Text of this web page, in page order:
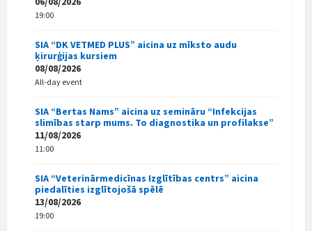
19:00
SIA “DK VETMED PLUS” aicina uz mīksto audu
ķirurģijas kursiem
08/08/2026
All-day event
SIA “Bertas Nams” aicina uz semināru “Infekcijas
slimības starp mums. To diagnostika un profilakse”
11/08/2026
11:00
SIA “Veterinārmedicīnas Izglītības centrs” aicina
piedalīties izglītojošā spēlē
13/08/2026
19:00